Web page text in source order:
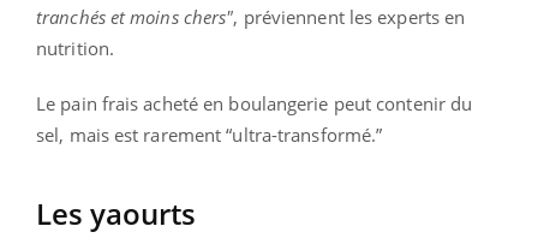
tranchés et moins chers", préviennent les experts en
nutrition.
Le pain frais acheté en boulangerie peut contenir du
sel, mais est rarement “ultra-transformé.”
Les yaourts